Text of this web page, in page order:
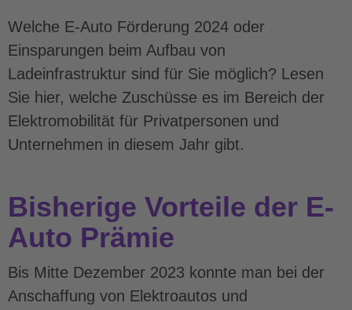
Welche E-Auto Förderung 2024 oder
Einsparungen beim Aufbau von
Ladeinfrastruktur sind für Sie möglich? Lesen
Sie hier, welche Zuschüsse es im Bereich der
Elektromobilität für Privatpersonen und
Unternehmen in diesem Jahr gibt.
Bisherige Vorteile der E-
Auto Prämie
Bis Mitte Dezember 2023 konnte man bei der
Anschaffung von Elektroautos und